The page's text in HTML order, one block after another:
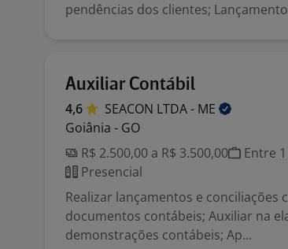
pendências dos clientes;
Auxiliar Contábil
4,6 SEACON LTDA - ME
Goiânia - GO
R$ 2.500,00 a R$ 3.500,00
Entre
Presencial
Realizar lançamentos e conciliações
documentos contábeis; Auxiliar na
demonstrações contábeis; Ap...